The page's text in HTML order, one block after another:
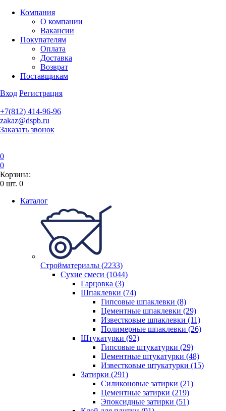
Компания
О компании
Вакансии
Покупателям
Оплата
Доставка
Возврат
Поставщикам
Вход Регистрация
+7(812) 414-96-96
zakaz@dspb.ru
Заказать звонок
0
0
Корзина:
0 шт. 0
Каталог
Стройматериалы (2233)
Сухие смеси (1044)
Гарцовка (3)
Шпаклевки (74)
Гипсовые шпаклевки (8)
Цементные шпаклевки (29)
Известковые шпаклевки (11)
Полимерные шпаклевки (26)
Штукатурки (92)
Гипсовые штукатурки (29)
Цементные штукатурки (48)
Известковые штукатурки (15)
Затирки (291)
Силиконовые затирки (21)
Цементные затирки (219)
Эпоксидные затирки (51)